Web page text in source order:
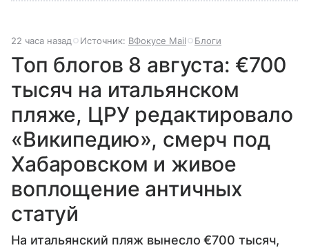
22 часа назад Источник: ВФокусе Mail Блоги
Топ блогов 8 августа: €700
тысяч на итальянском
пляже, ЦРУ редактировало
«Википедию», смерч под
Хабаровском и живое
воплощение античных
статуй
На итальянский пляж вынесло €700 тысяч,